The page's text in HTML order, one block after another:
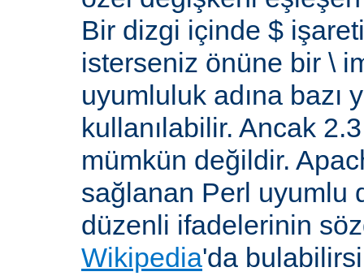
Bir dizgi içinde $
isterseniz önüne bir \
uyumluluk adına
kullanılabilir. Ancak
mümkün değildir.
sağlanan Perl uyumlu
düzenli ifadelerinin
Wikipedia'da